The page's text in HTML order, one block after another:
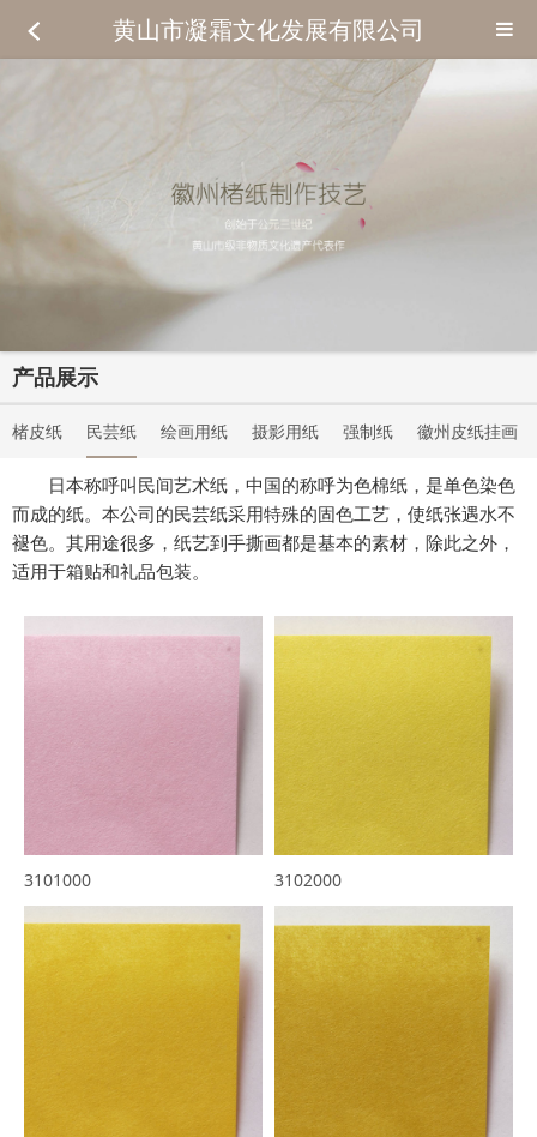
黄山市凝霜文化发展有限公司
产品展示
楮皮纸 民芸纸 绘画用纸 摄影用纸 强制纸 徽州皮纸挂画
日本称呼叫民间艺术纸，中国的称呼为色棉纸，是单色染色
而成的纸。本公司的民芸纸采用特殊的固色工艺，使纸张遇水不
褪色。其用途很多，纸艺到手撕画都是基本的素材，除此之外，
适用于箱贴和礼品包装。
3101000 3102000